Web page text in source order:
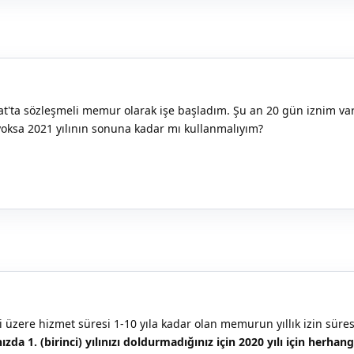
sözleşmeli memur olarak işe başladım. Şu an 20 gün iznim
2021 yılının sonuna kadar mı kullanmalıyım?
hizmet süresi 1-10 yıla kadar olan memurun yıllık izin
1. (birinci) yılınızı doldurmadığınız için 2020 yılı için